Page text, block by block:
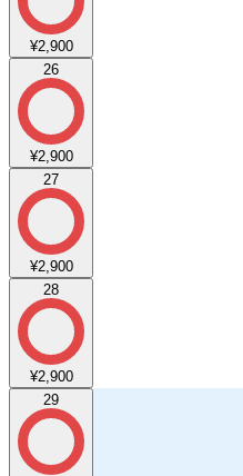
¥2,900
26
¥2,900
27
¥2,900
28
¥2,900
29